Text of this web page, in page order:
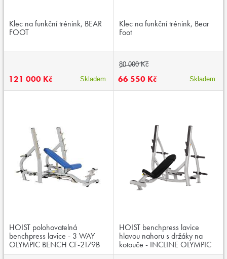
Klec na funkční trénink, BEAR
FOOT
121 000 Kč Skladem
Klec na funkční trénink, Bear
Foot
80 000 Kč
66 550 Kč Skladem
HOIST polohovatelná
benchpress lavice - 3 WAY
OLYMPIC BENCH CF-2179B
HOIST benchpress lavice
hlavou nahoru s držáky na
kotouče - INCLINE OLYMPIC
BENCH CF-3172A